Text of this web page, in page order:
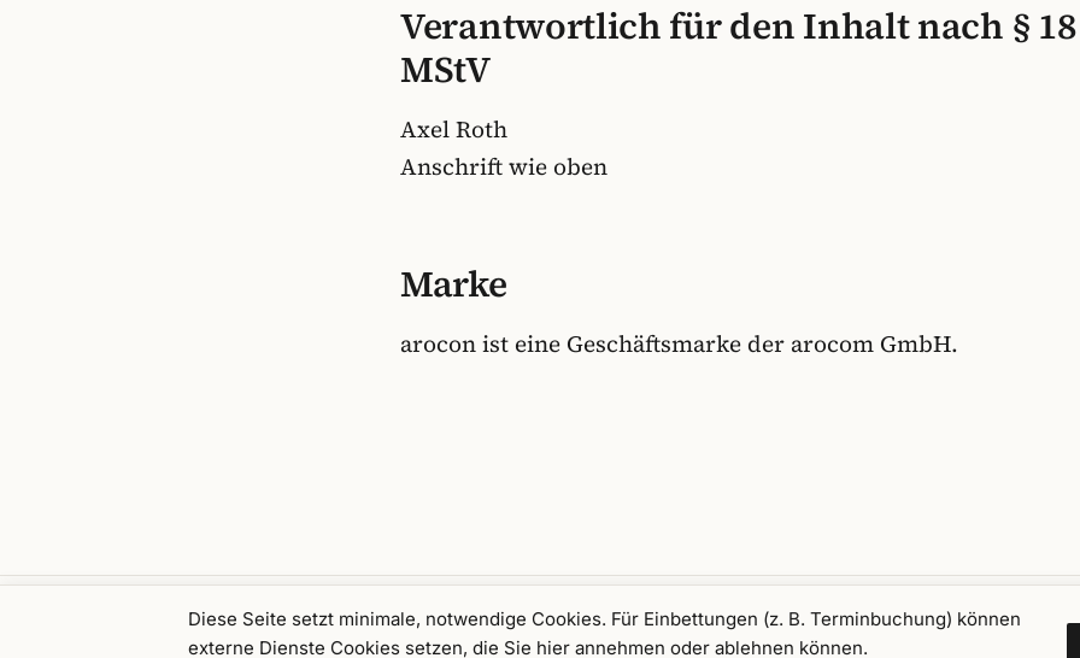
Verantwortlich für den Inhalt nach § 18
MStV
Axel Roth
Anschrift wie oben
Marke
arocon ist eine Geschäftsmarke der arocom GmbH.
Ein Beratungs-Angebot derarocom GmbH.
Diese Seite setzt minimale, notwendige Cookies. Für Einbettungen (z. B. Terminbuchung) können
externe Dienste Cookies setzen, die Sie hier annehmen oder ablehnen können.